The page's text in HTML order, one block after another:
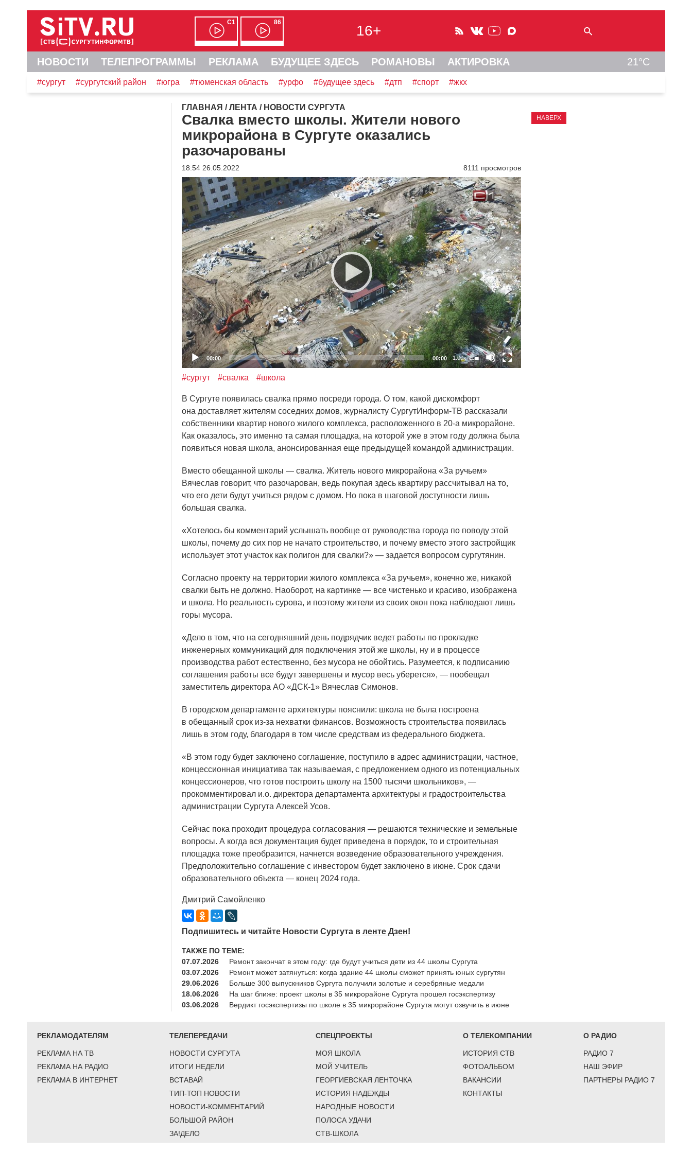
С1 86
16+
НОВОСТИ ТЕЛЕПРОГРАММЫ РЕКЛАМА БУДУЩЕЕ ЗДЕСЬ РОМАНОВЫ АКТИРОВКА 21°C
#сургут #сургутский район #югра #тюменская область #урфо #будущее здесь #дтп #спорт #жкх
ГЛАВНАЯ /ЛЕНТА / НОВОСТИ СУРГУТА
Свалка вместо школы. Жители нового
микрорайона в Сургуте оказались
разочарованы
18:54 26.05.2022 8111 просмотров
Видеоплеер
00:00 00:00 1.00x
#сургут #свалка #школа
В Сургуте появилась свалка прямо посреди города. О том, какой дискомфорт
она доставляет жителям соседних домов, журналисту СургутИнформ-ТВ рассказали
собственники квартир нового жилого комплекса, расположенного в 20-а микрорайоне.
Как оказалось, это именно та самая площадка, на которой уже в этом году должна была
появиться новая школа, анонсированная еще предыдущей командой администрации.
Вместо обещанной школы — свалка. Житель нового микрорайона «За ручьем»
Вячеслав говорит, что разочарован, ведь покупая здесь квартиру рассчитывал на то,
что его дети будут учиться рядом с домом. Но пока в шаговой доступности лишь
большая свалка.
«Хотелось бы комментарий услышать вообще от руководства города по поводу этой
школы, почему до сих пор не начато строительство, и почему вместо этого застройщик
использует этот участок как полигон для свалки?» — задается вопросом сургутянин.
Согласно проекту на территории жилого комплекса «За ручьем», конечно же, никакой
свалки быть не должно. Наоборот, на картинке — все чистенько и красиво, изображена
и школа. Но реальность сурова, и поэтому жители из своих окон пока наблюдают лишь
горы мусора.
«Дело в том, что на сегодняшний день подрядчик ведет работы по прокладке
инженерных коммуникаций для подключения этой же школы, ну и в процессе
производства работ естественно, без мусора не обойтись. Разумеется, к подписанию
соглашения работы все будут завершены и мусор весь уберется», — пообещал
заместитель директора АО «ДСК-1» Вячеслав Симонов.
В городском департаменте архитектуры пояснили: школа не была построена
в обещанный срок из-за нехватки финансов. Возможность строительства появилась
лишь в этом году, благодаря в том числе средствам из федерального бюджета.
«В этом году будет заключено соглашение, поступило в адрес администрации, частное,
концессионная инициатива так называемая, с предложением одного из потенциальных
концессионеров, что готов построить школу на 1500 тысячи школьников», —
прокомментировал и.о. директора департамента архитектуры и градостроительства
администрации Сургута Алексей Усов.
Сейчас пока проходит процедура согласования — решаются технические и земельные
вопросы. А когда вся документация будет приведена в порядок, то и строительная
площадка тоже преобразится, начнется возведение образовательного учреждения.
Предположительно соглашение с инвестором будет заключено в июне. Срок сдачи
образовательного объекта — конец 2024 года.
Дмитрий Самойленко
Подпишитесь и читайте Новости Сургута в ленте Дзен!
ТАКЖЕ ПО ТЕМЕ:
07.07.2026
Ремонт закончат в этом году: где будут учиться дети из 44 школы Сургута
03.07.2026
Ремонт может затянуться: когда здание 44 школы сможет принять юных сургутян
29.06.2026
Больше 300 выпускников Сургута получили золотые и серебряные медали
18.06.2026
На шаг ближе: проект школы в 35 микрорайоне Сургута прошел госэкспертизу
03.06.2026
Вердикт госэкспертизы по школе в 35 микрорайоне Сургута могут озвучить в июне
НАВЕРХ
РЕКЛАМОДАТЕЛЯМ
РЕКЛАМА НА ТВ
РЕКЛАМА НА РАДИО
РЕКЛАМА В ИНТЕРНЕТ
ТЕЛЕПЕРЕДАЧИ
НОВОСТИ СУРГУТА
ИТОГИ НЕДЕЛИ
ВСТАВАЙ
ТИП-ТОП НОВОСТИ
НОВОСТИ-КОММЕНТАРИЙ
БОЛЬШОЙ РАЙОН
ЗА!ДЕЛО
СПЕЦПРОЕКТЫ
МОЯ ШКОЛА
МОЙ УЧИТЕЛЬ
ГЕОРГИЕВСКАЯ ЛЕНТОЧКА
ИСТОРИЯ НАДЕЖДЫ
НАРОДНЫЕ НОВОСТИ
ПОЛОСА УДАЧИ
СТВ-ШКОЛА
О ТЕЛЕКОМПАНИИ
ИСТОРИЯ СТВ
ФОТОАЛЬБОМ
ВАКАНСИИ
КОНТАКТЫ
О РАДИО
РАДИО 7
НАШ ЭФИР
ПАРТНЕРЫ РАДИО 7